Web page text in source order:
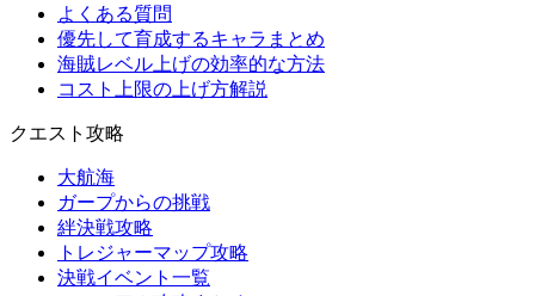
よくある質問
優先して育成するキャラまとめ
海賊レベル上げの効率的な方法
コスト上限の上げ方解説
クエスト攻略
大航海
ガープからの挑戦
絆決戦攻略
トレジャーマップ攻略
決戦イベント一覧